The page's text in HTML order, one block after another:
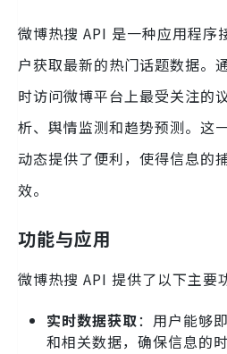
微博热搜 API 是一种应用程序
户获取最新的热门话题数据。
时访问微博平台上最受关注的
析、舆情监测和趋势预测。这
动态提供了便利，使得信息的
效。
功能与应用
微博热搜 API 提供了以下主要
实时数据获取：用户能够
和相关数据，确保信息的时